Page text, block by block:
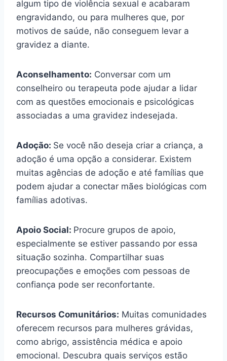
algum tipo de violência sexual e acabaram
engravidando, ou para mulheres que, por
motivos de saúde, não conseguem levar a
gravidez a diante.
Aconselhamento: Conversar com um
conselheiro ou terapeuta pode ajudar a lidar
com as questões emocionais e psicológicas
associadas a uma gravidez indesejada.
Adoção: Se você não deseja criar a criança, a
adoção é uma opção a considerar. Existem
muitas agências de adoção e até famílias que
podem ajudar a conectar mães biológicas com
famílias adotivas.
Apoio Social: Procure grupos de apoio,
especialmente se estiver passando por essa
situação sozinha. Compartilhar suas
preocupações e emoções com pessoas de
confiança pode ser reconfortante.
Recursos Comunitários: Muitas comunidades
oferecem recursos para mulheres grávidas,
como abrigo, assistência médica e apoio
emocional. Descubra quais serviços estão